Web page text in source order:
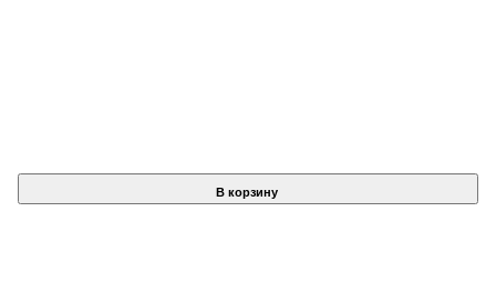
В корзину